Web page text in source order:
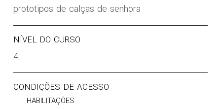
prototipos de calças de senhora
NÍVEL DO CURSO
4
CONDIÇÕES DE ACESSO
HABILITAÇÕES